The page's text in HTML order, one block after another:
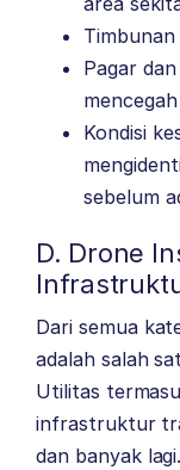
Pagar
Kondisi
sebelum
D. Drone
Dari semua
adalah salah
Utilitas
infrastruktur
dan banyak lagi.